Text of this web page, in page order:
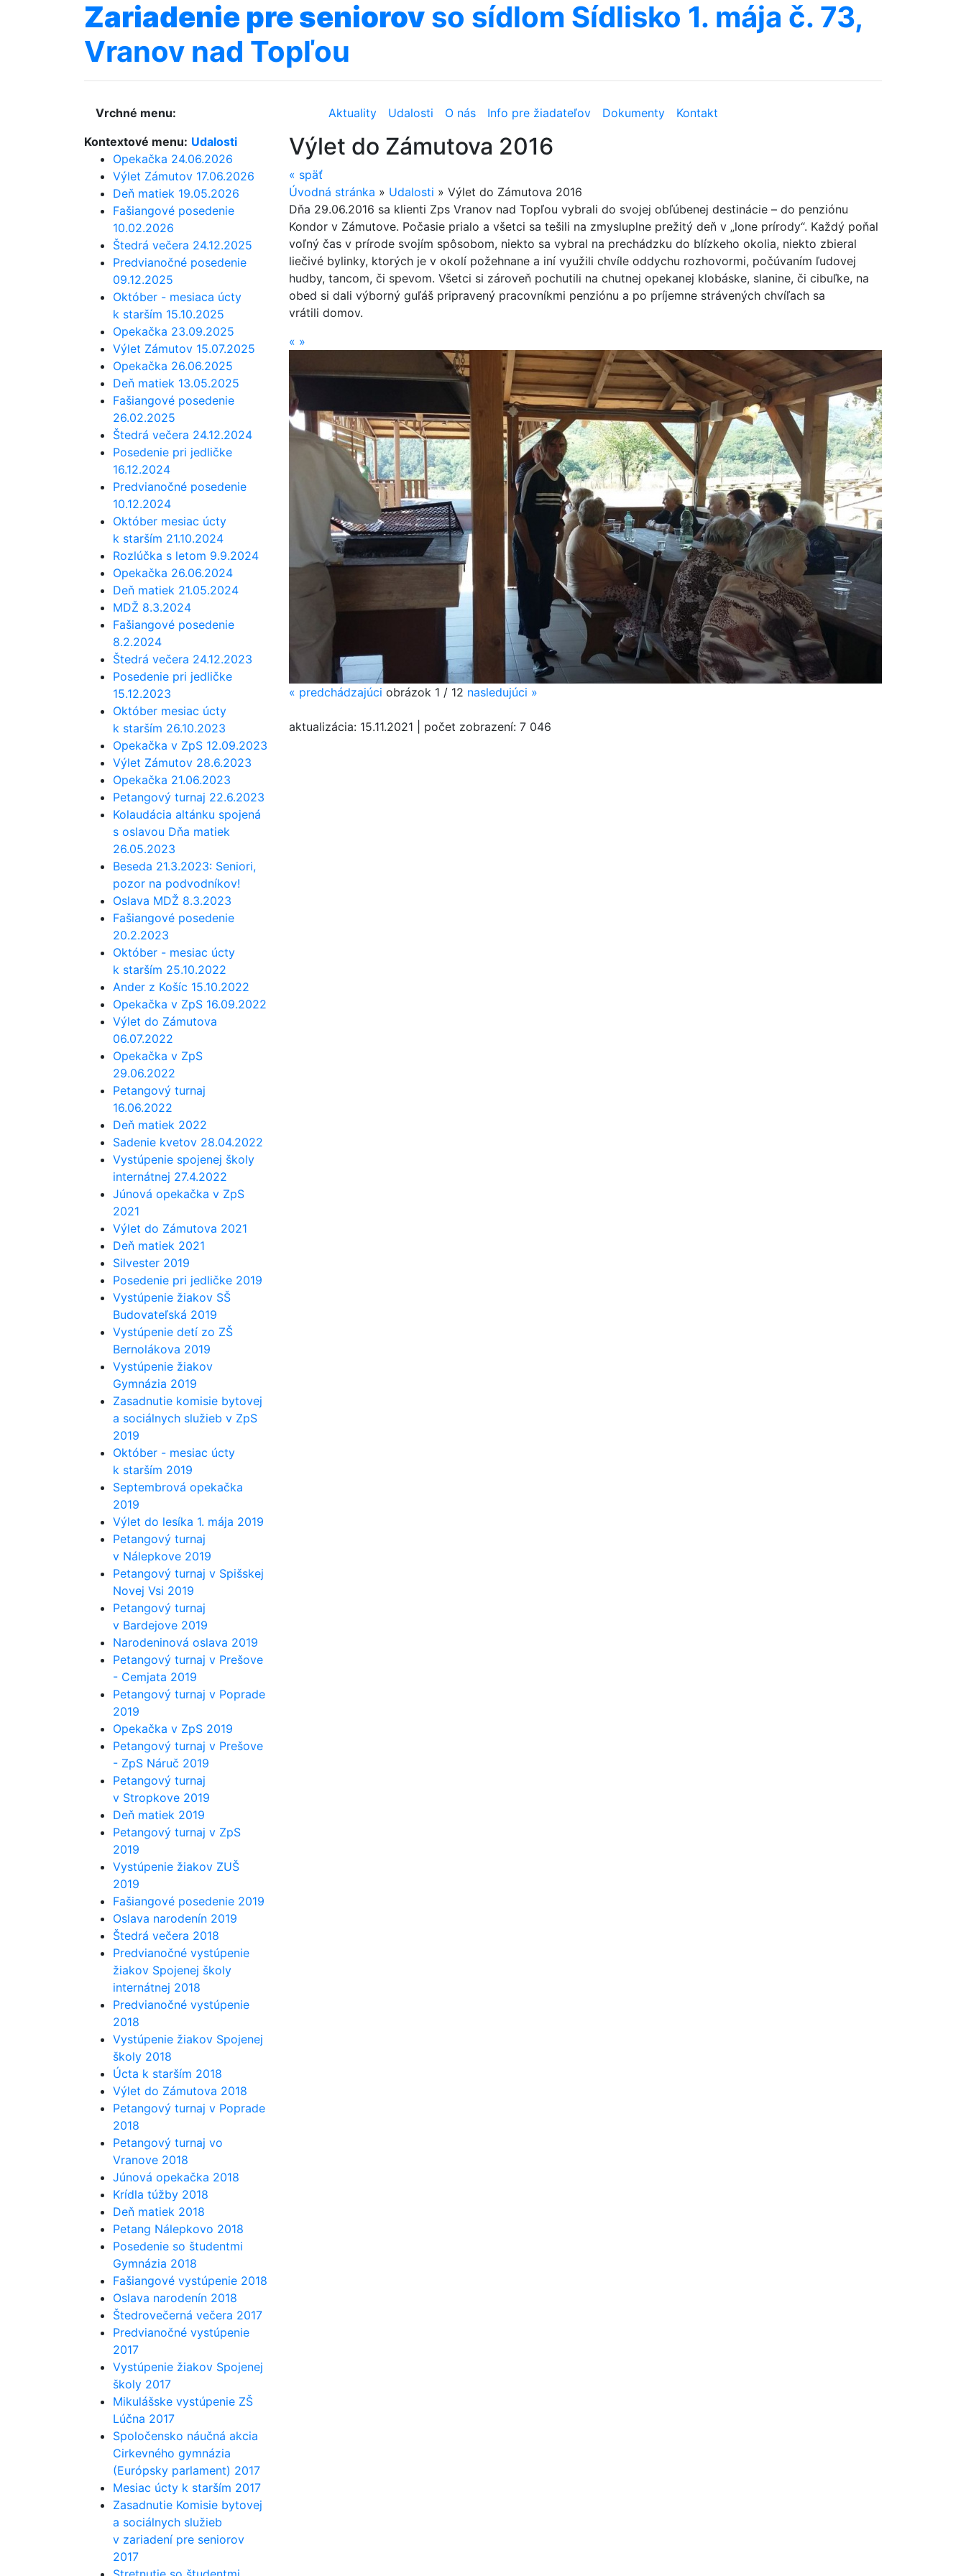
Zariadenie preseniorov so sídlom Sídlisko 1. mája č. 73,
Vranov nad Topľou
Vrchné menu: Aktuality Udalosti O nás Info pre žiadateľov Dokumenty
Kontakt
Kontextové menu: Udalosti
Opekačka 24.06.2026
Výlet Zámutov 17.06.2026
Deň matiek 19.05.2026
Fašiangové posedenie
10.02.2026
Štedrá večera 24.12.2025
Predvianočné posedenie
09.12.2025
Október - mesiaca úcty
k starším 15.10.2025
Opekačka 23.09.2025
Výlet Zámutov 15.07.2025
Opekačka 26.06.2025
Deň matiek 13.05.2025
Fašiangové posedenie
26.02.2025
Štedrá večera 24.12.2024
Posedenie pri jedličke
16.12.2024
Predvianočné posedenie
10.12.2024
Október mesiac úcty
k starším 21.10.2024
Rozlúčka s letom 9.9.2024
Opekačka 26.06.2024
Deň matiek 21.05.2024
MDŽ 8.3.2024
Fašiangové posedenie
8.2.2024
Štedrá večera 24.12.2023
Posedenie pri jedličke
15.12.2023
Október mesiac úcty
k starším 26.10.2023
Opekačka v ZpS 12.09.2023
Výlet Zámutov 28.6.2023
Opekačka 21.06.2023
Petangový turnaj 22.6.2023
Kolaudácia altánku spojená
s oslavou Dňa matiek
26.05.2023
Beseda 21.3.2023: Seniori,
pozor na podvodníkov!
Oslava MDŽ 8.3.2023
Fašiangové posedenie
20.2.2023
Október - mesiac úcty
k starším 25.10.2022
Ander z Košíc 15.10.2022
Opekačka v ZpS 16.09.2022
Výlet do Zámutova
06.07.2022
Opekačka v ZpS
29.06.2022
Petangový turnaj
16.06.2022
Deň matiek 2022
Sadenie kvetov 28.04.2022
Vystúpenie spojenej školy
internátnej 27.4.2022
Júnová opekačka v ZpS
2021
Výlet do Zámutova 2021
Deň matiek 2021
Silvester 2019
Posedenie pri jedličke 2019
Vystúpenie žiakov SŠ
Budovateľská 2019
Vystúpenie detí zo ZŠ
Bernolákova 2019
Vystúpenie žiakov
Gymnázia 2019
Zasadnutie komisie bytovej
a sociálnych služieb v ZpS
2019
Október - mesiac úcty
k starším 2019
Septembrová opekačka
2019
Výlet do lesíka 1. mája 2019
Petangový turnaj
v Nálepkove 2019
Petangový turnaj v Spišskej
Novej Vsi 2019
Petangový turnaj
v Bardejove 2019
Narodeninová oslava 2019
Petangový turnaj v Prešove
- Cemjata 2019
Petangový turnaj v Poprade
2019
Opekačka v ZpS 2019
Petangový turnaj v Prešove
- ZpS Náruč 2019
Petangový turnaj
v Stropkove 2019
Deň matiek 2019
Petangový turnaj v ZpS
2019
Vystúpenie žiakov ZUŠ
2019
Fašiangové posedenie 2019
Oslava narodenín 2019
Štedrá večera 2018
Predvianočné vystúpenie
žiakov Spojenej školy
internátnej 2018
Predvianočné vystúpenie
2018
Vystúpenie žiakov Spojenej
školy 2018
Úcta k starším 2018
Výlet do Zámutova 2018
Petangový turnaj v Poprade
2018
Petangový turnaj vo
Vranove 2018
Júnová opekačka 2018
Krídla túžby 2018
Deň matiek 2018
Petang Nálepkovo 2018
Posedenie so študentmi
Gymnázia 2018
Fašiangové vystúpenie 2018
Oslava narodenín 2018
Štedrovečerná večera 2017
Predvianočné vystúpenie
2017
Vystúpenie žiakov Spojenej
školy 2017
Mikulášske vystúpenie ZŠ
Lúčna 2017
Spoločensko náučná akcia
Cirkevného gymnázia
(Európsky parlament) 2017
Mesiac úcty k starším 2017
Zasadnutie Komisie bytovej
a sociálnych služieb
v zariadení pre seniorov
2017
Výlet do Zámutova 2016
« späť
Úvodná stránka » Udalosti » Výlet do Zámutova 2016
Dňa 29.06.2016 sa klienti Zps Vranov nad Topľou vybrali do svojej obľúbenej destinácie – do penziónu
Kondor v Zámutove. Počasie prialo a všetci sa tešili na zmysluplne prežitý deň v „lone prírody“. Každý poňal
voľný čas v prírode svojím spôsobom, niekto sa vybral na prechádzku do blízkeho okolia, niekto zbieral
liečivé bylinky, ktorých je v okolí požehnane a iní využili chvíle oddychu rozhovormi, počúvaním ľudovej
hudby, tancom, či spevom. Všetci si zároveň pochutili na chutnej opekanej klobáske, slanine, či cibuľke, na
obed si dali výborný guľáš pripravený pracovníkmi penziónu a po príjemne strávených chvíľach sa
vrátili domov.
« »
« predchádzajúci obrázok 1 / 12 nasledujúci »
aktualizácia: 15.11.2021 počet zobrazení: 7 046